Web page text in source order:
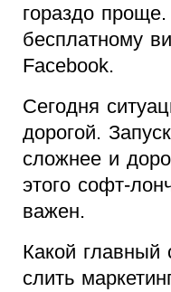
гораздо
бесплатному
Facebook.
Сегодня
дорогой.
сложнее и
этого софт-
важен.
Какой главный
слить